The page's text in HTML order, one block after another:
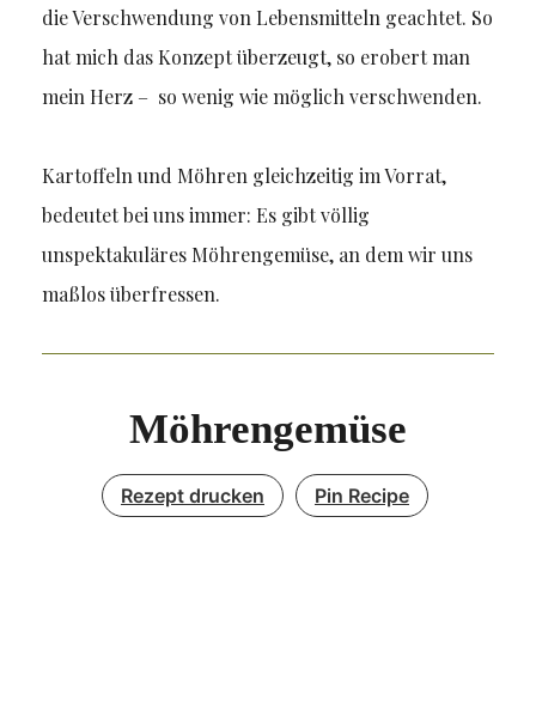
die Verschwendung von Lebensmitteln geachtet. So
hat mich das Konzept überzeugt, so erobert man
mein Herz – so wenig wie möglich verschwenden.
Kartoffeln und Möhren gleichzeitig im Vorrat,
bedeutet bei uns immer: Es gibt völlig
unspektakuläres Möhrengemüse, an dem wir uns
maßlos überfressen.
Möhrengemüse
Rezept drucken Pin Recipe